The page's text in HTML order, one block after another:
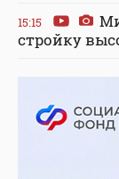
15:15
стройку